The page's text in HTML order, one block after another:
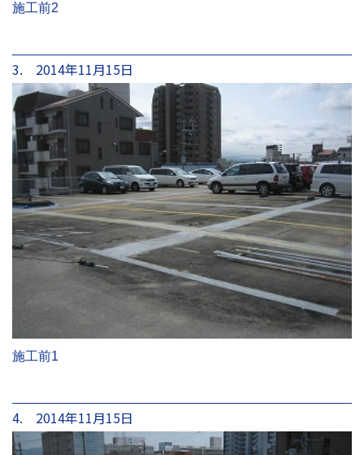
施工前2
3. 2014年11月15日
施工前1
4. 2014年11月15日